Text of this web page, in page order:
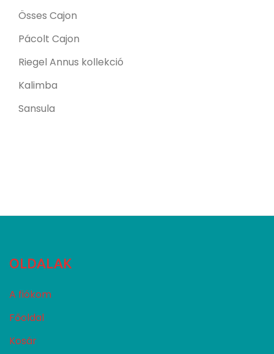
Össes Cajon
Pácolt Cajon
Riegel Annus kollekció
Kalimba
Sansula
OLDALAK
A fiókom
Főoldal
Kosár